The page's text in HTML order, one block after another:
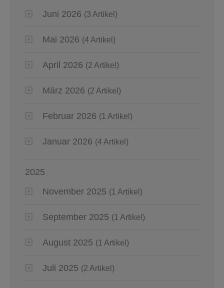
Juni 2026 (3 Artikel)
Mai 2026 (4 Artikel)
April 2026 (2 Artikel)
März 2026 (2 Artikel)
Februar 2026 (1 Artikel)
Januar 2026 (4 Artikel)
2025
November 2025 (1 Artikel)
September 2025 (1 Artikel)
August 2025 (1 Artikel)
Juli 2025 (2 Artikel)